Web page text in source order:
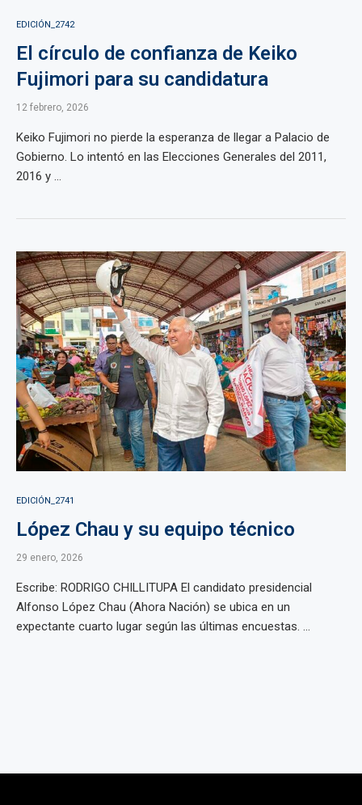
EDICIÓN_2742
El círculo de confianza de Keiko
Fujimori para su candidatura
12 febrero, 2026
Keiko Fujimori no pierde la esperanza de llegar a Palacio de
Gobierno. Lo intentó en las Elecciones Generales del 2011,
2016 y ...
EDICIÓN_2741
López Chau y su equipo técnico
29 enero, 2026
Escribe: RODRIGO CHILLITUPA El candidato presidencial
Alfonso López Chau (Ahora Nación) se ubica en un
expectante cuarto lugar según las últimas encuestas. ...